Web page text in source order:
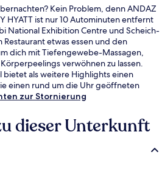
Kein Problem, denn ANDAZ
HYATT ist nur 10 Autominuten entfernt
National Exhibition Centre und Scheich-
etwas essen und den
dich mit Tiefengewebe-Massagen,
verwöhnen zu lassen.
bietet als weitere Highlights einen
einen rund um die Uhr geöffneten
haben viel Gutes über das hilfsbereite
zur Stornierung
dieser Unterkunft